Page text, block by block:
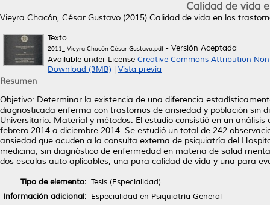
Calidad de vida
Vieyra Chacón, César Gustavo (2015) Calidad de vida en los
Texto
2011_ Vieyra Chacón César Gustavo.pdf- Versión Aceptada
Available under License Creative Commons Attribution
Download (3MB)
Vista previa
Resumen
Objetivo: Determinar la existencia de una diferencia
diagnosticada enferma con trastornos de ansiedad y población sin
Universitario. Material y métodos: El estudio consistió en un
febrero 2014 a diciembre 2014. Se estudió un total de 242
ansiedad que acuden a la consulta externa de psiquiatría del
medicina, sin diagnóstico de enfermedad en materia de salud
dos escalas auto aplicables, una para calidad de vida y una para
Tipo de elemento: Tesis (Especialidad)
Información adicional: Especialidad en Psiquiatría General